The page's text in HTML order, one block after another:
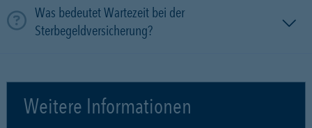
Was bedeutet Wartezeit bei der
Sterbegeldversicherung?
Weitere Informationen